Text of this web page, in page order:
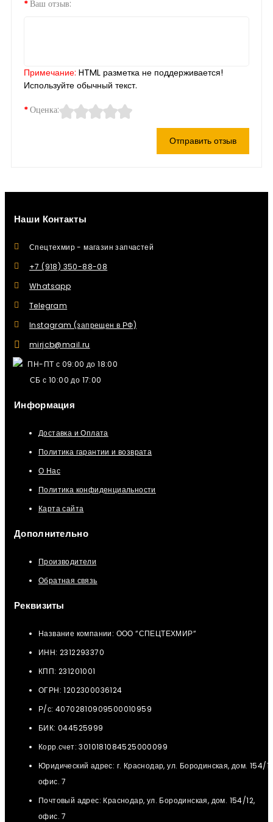
Ваш отзыв:
Примечание: HTML разметка не поддерживается!
Используйте обычный текст.
Оценка:
Отправить отзыв
Наши Контакты
Спецтехмир - магазин запчастей
+7 (918) 350-88-08
Whatsapp
Telegram
Instagram (запрещен в РФ)
mirjcb@mail.ru
ПН-ПТ с 09:00 до 18:00
СБ с 10:00 до 17:00
Информация
Доставка и Оплата
Политика гарантии и возврата
О Нас
Политика конфиденциальности
Карта сайта
Дополнительно
Производители
Обратная связь
Реквизиты
Название компании: ООО “СПЕЦТЕХМИР“
ИНН: 2312293370
КПП: 231201001
ОГРН: 1202300036124
Р/с: 40702810909500010959
БИК: 044525999
Корр.счет: 3010181084525000099
Юридический адрес: г. Краснодар, ул. Бородинская, дом. 154/
офис. 7
Почтовый адрес: Краснодар, ул. Бородинская, дом. 154/12,
офис. 7